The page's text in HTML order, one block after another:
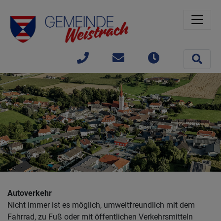
+43(0)
7477 /
42363
Autoverkehr
Nicht immer ist es möglich, umweltfreundlich mit dem
Fahrrad, zu Fuß oder mit öffentlichen Verkehrsmitteln